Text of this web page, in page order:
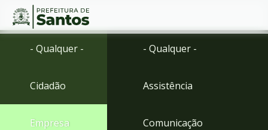
Ir
Ir
Conteúdo
- Qualquer -
Cidadão
Empresa
- Qualquer -
Assistência
Comunicação